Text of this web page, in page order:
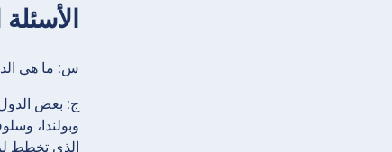
س: ما هي
ج: بعض الدول
وبولندا،
الذي تخطط